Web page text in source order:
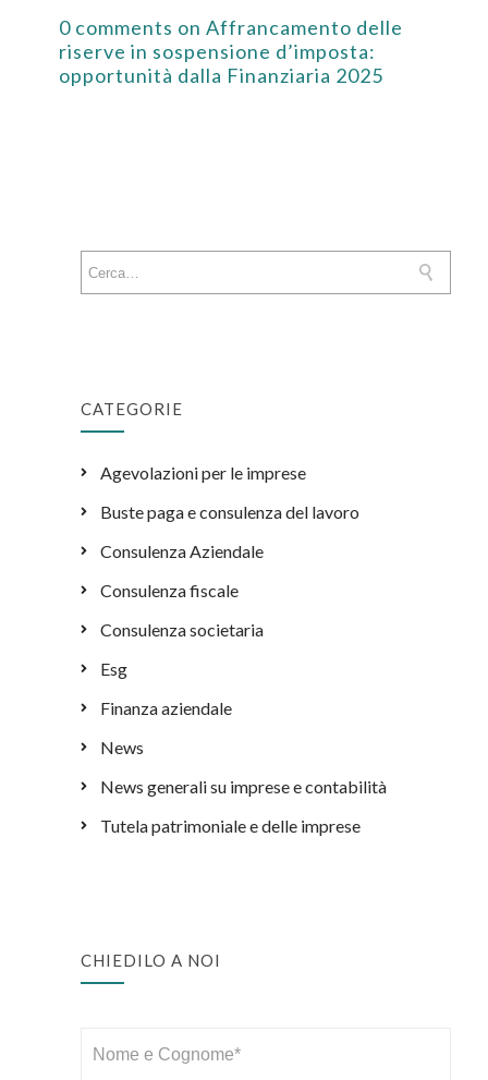
0 comments on Affrancamento delle
riserve in sospensione d’imposta:
opportunità dalla Finanziaria 2025
CATEGORIE
Agevolazioni per le imprese
Buste paga e consulenza del lavoro
Consulenza Aziendale
Consulenza fiscale
Consulenza societaria
Esg
Finanza aziendale
News
News generali su imprese e contabilità
Tutela patrimoniale e delle imprese
CHIEDILO A NOI